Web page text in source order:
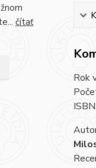
čítať
Rok
ISBN: